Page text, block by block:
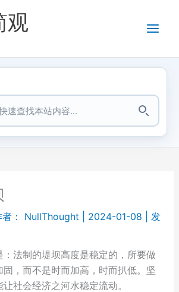
观
： NullThought 2024-01-08
发
法制的堤坝高度是稳定的，所要做
固，而不是时而加高，时而扒低。坚
社会经济之河水稳定流动。